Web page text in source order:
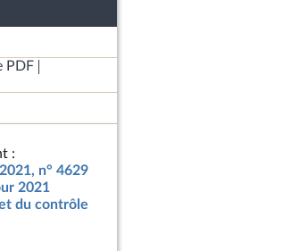
PDF
:
n° 4629
2021
du contrôle